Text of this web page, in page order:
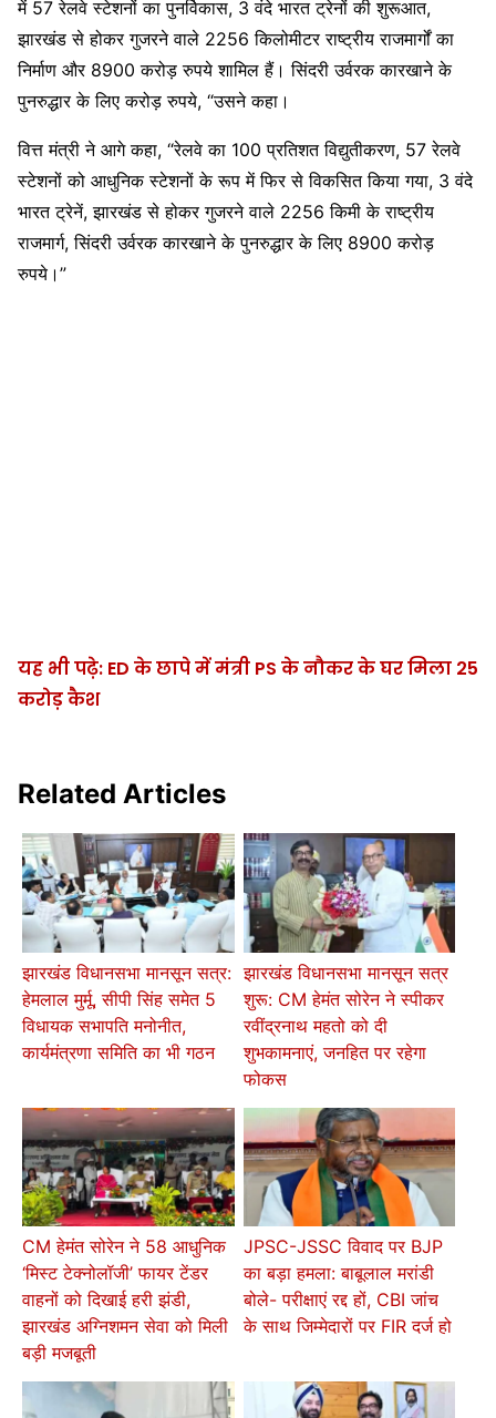
में 57 रेलवे स्टेशनों का पुनर्विकास, 3 वंदे भारत ट्रेनों की शुरूआत,
झारखंड से होकर गुजरने वाले 2256 किलोमीटर राष्ट्रीय राजमार्गों का
निर्माण और 8900 करोड़ रुपये शामिल हैं। सिंदरी उर्वरक कारखाने के
पुनरुद्धार के लिए करोड़ रुपये, “उसने कहा।
वित्त मंत्री ने आगे कहा, “रेलवे का 100 प्रतिशत विद्युतीकरण, 57 रेलवे
स्टेशनों को आधुनिक स्टेशनों के रूप में फिर से विकसित किया गया, 3 वंदे
भारत ट्रेनें, झारखंड से होकर गुजरने वाले 2256 किमी के राष्ट्रीय
राजमार्ग, सिंदरी उर्वरक कारखाने के पुनरुद्धार के लिए 8900 करोड़
रुपये।”
यह भी पढ़े: ED के छापे में मंत्री PS के नौकर के घर मिला 25
करोड़ कैश
Related Articles
झारखंड विधानसभा मानसून सत्र:
हेमलाल मुर्मू, सीपी सिंह समेत 5
विधायक सभापति मनोनीत,
कार्यमंत्रणा समिति का भी गठन
झारखंड विधानसभा मानसून सत्र
शुरू: CM हेमंत सोरेन ने स्पीकर
रवींद्रनाथ महतो को दी
शुभकामनाएं, जनहित पर रहेगा
फोकस
CM हेमंत सोरेन ने 58 आधुनिक
‘मिस्ट टेक्नोलॉजी’ फायर टेंडर
वाहनों को दिखाई हरी झंडी,
झारखंड अग्निशमन सेवा को मिली
बड़ी मजबूती
JPSC-JSSC विवाद पर BJP
का बड़ा हमला: बाबूलाल मरांडी
बोले- परीक्षाएं रद्द हों, CBI जांच
के साथ जिम्मेदारों पर FIR दर्ज हो